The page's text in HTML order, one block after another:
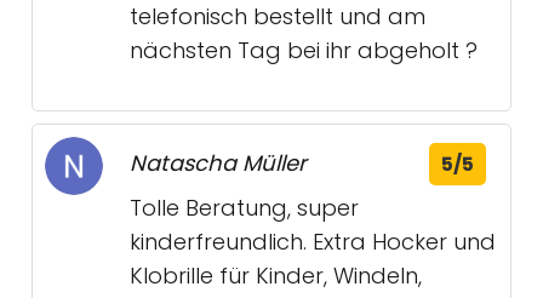
telefonisch bestellt und am
nächsten Tag bei ihr abgeholt ?
Natascha Müller 5/5
Tolle Beratung, super
kinderfreundlich. Extra Hocker und
Klobrille für Kinder, Windeln,